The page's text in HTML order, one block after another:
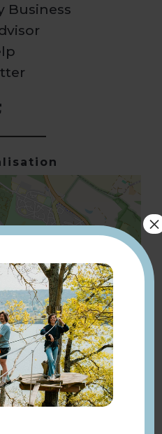
Business
Leaflet| ©OpenStreetMap
×